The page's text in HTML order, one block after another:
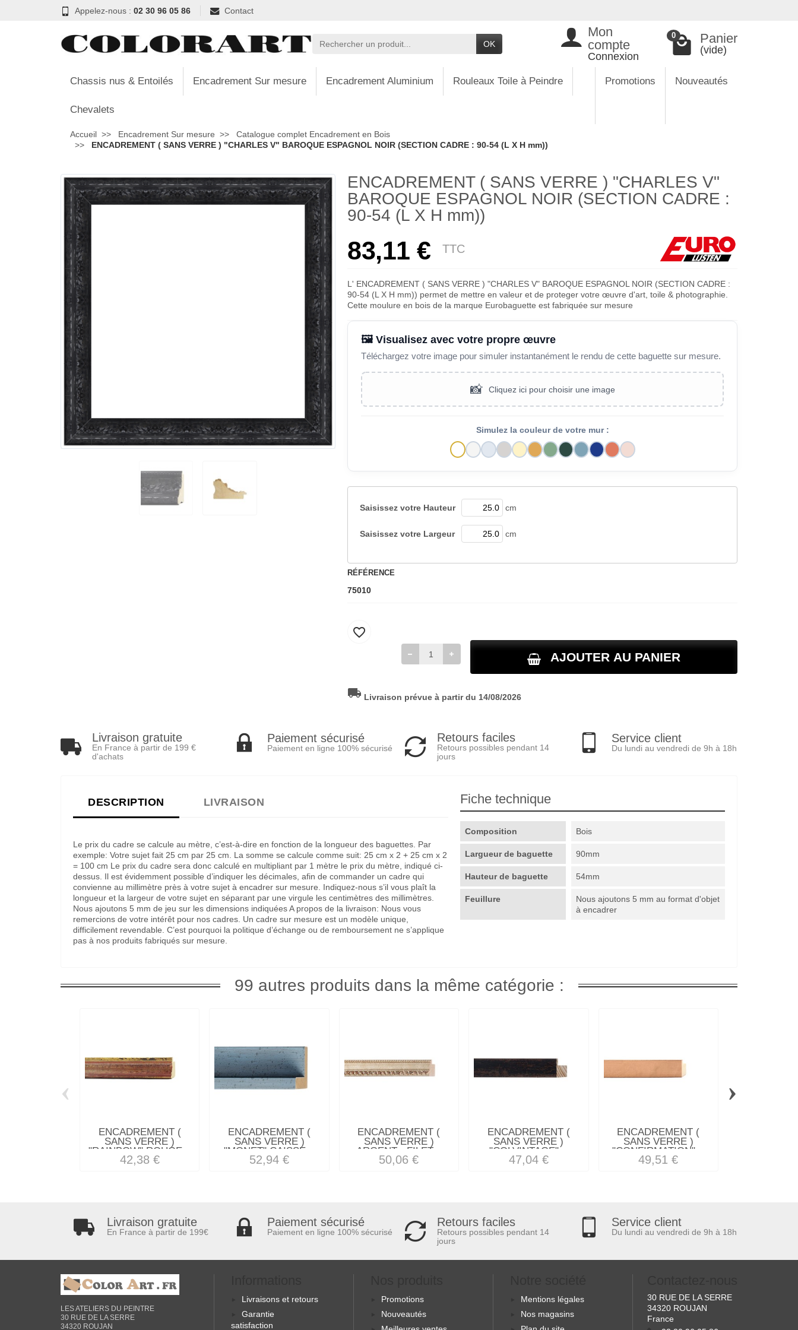
Appelez-nous : 02 30 96 05 86 Contact
OK
Mon
compte
Connexion
0 Panier
(vide)
Chassis nus & Entoilés Encadrement Sur mesure Encadrement Aluminium Rouleaux Toile à Peindre
Chevalets
Promotions Nouveautés
Accueil Encadrement Sur mesure
Catalogue complet Encadrement en Bois
ENCADREMENT ( SANS VERRE ) "CHARLES V" BAROQUE ESPAGNOL NOIR (SECTION CADRE : 90-54 (L X H mm))
ENCADREMENT ( SANS VERRE ) "CHARLES V"
BAROQUE ESPAGNOL NOIR (SECTION CADRE :
90-54 (L X H mm))
83,11 € TTC
L' ENCADREMENT ( SANS VERRE ) "CHARLES V" BAROQUE ESPAGNOL NOIR (SECTION CADRE :
90-54 (L X H mm)) permet de mettre en valeur et de proteger votre œuvre d'art, toile & photographie.
Cette moulure en bois de la marque Eurobaguette est fabriquée sur mesure
🖼️ Visualisez avec votre propre œuvre
Téléchargez votre image pour simuler instantanément le rendu de cette baguette sur mesure.
📸 Cliquez ici pour choisir une image
Simulez la couleur de votre mur :
Saisissez votre Hauteur cm
Saisissez votre Largeur cm
RÉFÉRENCE
75010
AJOUTER AU PANIER
favorite_border
local_shipping Livraison prévue à partir du 14/08/2026
Livraison gratuite
En France à partir de 199 €
d'achats
Paiement sécurisé
Paiement en ligne 100% sécurisé
Retours faciles
Retours possibles pendant 14
jours
Service client
Du lundi au vendredi de 9h à 18h
DESCRIPTION LIVRAISON
Le prix du cadre se calcule au mètre, c’est-à-dire en fonction de la longueur des baguettes. Par
exemple: Votre sujet fait 25 cm par 25 cm. La somme se calcule comme suit: 25 cm x 2 + 25 cm x 2
= 100 cm Le prix du cadre sera donc calculé en multipliant par 1 mètre le prix du mètre, indiqué ci-
dessus. Il est évidemment possible d’indiquer les décimales, afin de commander un cadre qui
convienne au millimètre près à votre sujet à encadrer sur mesure. Indiquez-nous s’il vous plaît la
longueur et la largeur de votre sujet en séparant par une virgule les centimètres des millimètres.
Nous ajoutons 5 mm de jeu sur les dimensions indiquées A propos de la livraison: Nous vous
remercions de votre intérêt pour nos cadres. Un cadre sur mesure est un modèle unique,
difficilement revendable. C’est pourquoi la politique d’échange ou de remboursement ne s’applique
pas à nos produits fabriqués sur mesure.
Fiche technique
Composition Bois
Largueur de baguette 90mm
Hauteur de baguette 54mm
Feuillure
Nous ajoutons 5 mm au format d'objet
à encadrer
99 autres produits dans la même catégorie :
ENCADREMENT (
SANS VERRE )
"RAINBOW" ROUGE...
42,38 €
ENCADREMENT (
SANS VERRE )
"MONET" CAISSE...
52,94 €
ENCADREMENT (
SANS VERRE )
ARGENT - FILET...
50,06 €
ENCADREMENT (
SANS VERRE )
"COLVINTAGE"...
47,04 €
ENCADREMENT (
SANS VERRE )
"CONFIRMATION"...
49,51 €
‹ ›
Livraison gratuite
En France à partir de 199€
Paiement sécurisé
Paiement en ligne 100% sécurisé
Retours faciles
Retours possibles pendant 14
jours
Service client
Du lundi au vendredi de 9h à 18h
LES ATELIERS DU PEINTRE
30 RUE DE LA SERRE
34320 ROUJAN
Livraisons et retours
Garantie
satisfaction
Promotions
Nouveautés
Mentions légales
Nos magasins
30 RUE DE LA SERRE
34320 ROUJAN
France